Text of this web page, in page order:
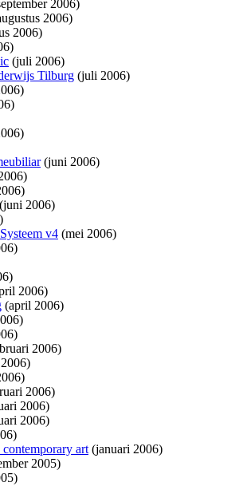
2006)
2006)
2006)
(juli 2006)
Tilburg (juli 2006)
(juni 2006)
(juni 2006)
v4 (mei 2006)
2006)
(april 2006)
2006)
2006)
2006)
2006)
art(januari 2006)
2005)